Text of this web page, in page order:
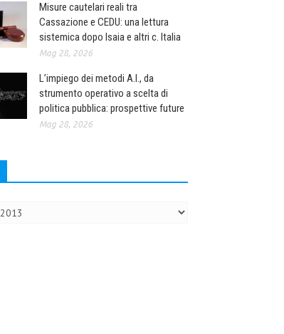
Misure cautelari reali tra
Cassazione e CEDU: una lettura
sistemica dopo Isaia e altri c. Italia
Mag 28, 2026
L’impiego dei metodi A.I., da
strumento operativo a scelta di
politica pubblica: prospettive future
Mag 28, 2026